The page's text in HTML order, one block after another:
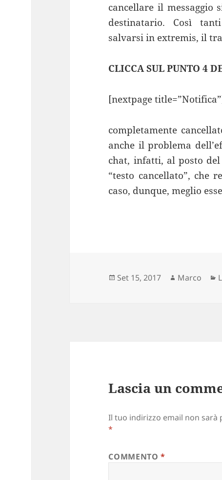
cancellare il
destinatario. Così
salvarsi in extremis, il
CLICCA SUL PUNTO 4
[nextpage
completamente
anche il problema
chat, infatti, al posto
“testo cancellato”, che
caso, dunque, meglio
Scritto
Set 15, 2017 Autore
Marco
Lascia un
Il tuo indirizzo email non sarà
*
COMMENTO*